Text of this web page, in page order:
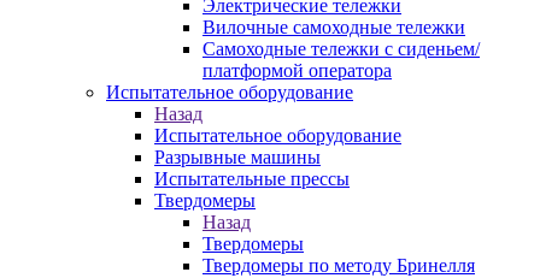
Электрические тележки
Вилочные самоходные тележки
Самоходные тележки с сиденьем/
платформой оператора
Испытательное оборудование
Назад
Испытательное оборудование
Разрывные машины
Испытательные прессы
Твердомеры
Назад
Твердомеры
Твердомеры по методу Бринелля